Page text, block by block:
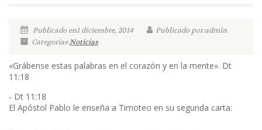
Publicado en1 diciembre, 2014
Publicado por:admin
Categorías:Noticias
«Grábense estas palabras en el corazón y en la mente». Dt
11:18
- Dt 11:18
El Apóstol Pablo le enseña a Timoteo en su segunda carta: